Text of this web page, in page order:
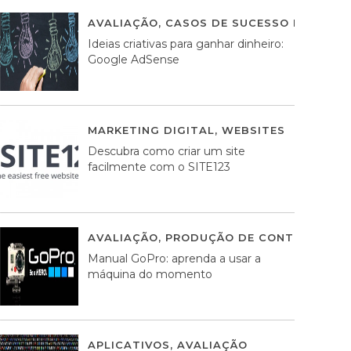
AVALIAÇÃO, CASOS DE SUCESSO DE
Ideias criativas para ganhar dinheiro:
Google AdSense
MARKETING DIGITAL, WEBSITES
Descubra como criar um site
facilmente com o SITE123
AVALIAÇÃO, PRODUÇÃO DE CONTEÚDOS
Manual GoPro: aprenda a usar a
máquina do momento
APLICATIVOS, AVALIAÇÃO